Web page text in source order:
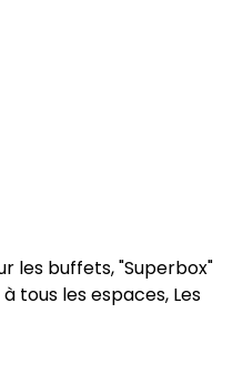
les buffets, "Superbox"
tous les espaces, Les